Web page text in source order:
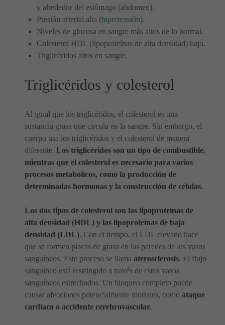
y alrededor del estómago (abdomen).
Presión arterial alta (hipertensión).
Niveles de glucosa en sangre más altos de lo normal.
Colesterol HDL (lipoproteínas de alta densidad) bajo.
Triglicéridos altos en sangre.
Triglicéridos y colesterol
Al igual que los triglicéridos, el colesterol es una
sustancia grasa que circula en la sangre. Sin embargo, el
cuerpo usa los triglicéridos y el colesterol de manera
diferente. Los triglicéridos son un tipo de combustible,
mientras que el colesterol es necesario para varios
procesos metabólicos, como la producción de
determinadas hormonas y la construcción de células.
Los dos tipos de colesterol son las lipoproteínas de
alta densidad (HDL) y las lipoproteínas de baja
densidad (LDL). Con el tiempo, el LDL elevado hace
que se formen placas de grasa en las paredes de los vasos
sanguíneos. Este proceso se llama aterosclerosis. El flujo
sanguíneo está restringido a través de estos vasos
sanguíneos estrechados. Un bloqueo completo puede
causar afecciones potencialmente mortales, como ataque
cardíaco o accidente cerebrovascular.